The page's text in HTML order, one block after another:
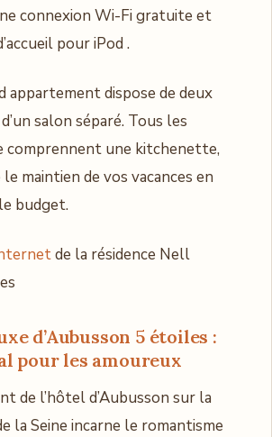
connexion Wi-Fi gratuite et
pour iPod .
appartement dispose de deux
salon séparé. Tous les
comprennent une kitchenette,
maintien de vos vacances en
budget.
de la résidence Nell
d’Aubusson 5 étoiles :
pour les amoureux
de l’hôtel d’Aubusson sur la
la Seine incarne le romantisme